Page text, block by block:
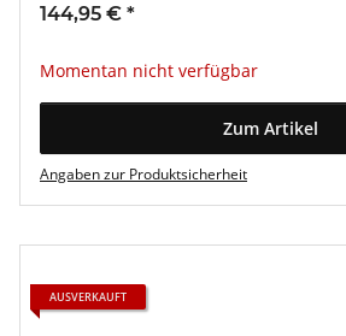
144,95 € *
Momentan nicht verfügbar
Zum Artikel
Angaben zur Produktsicherheit
AUSVERKAUFT